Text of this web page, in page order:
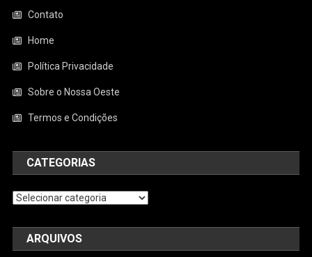
Contato
Home
Política Privacidade
Sobre o Nossa Oeste
Termos e Condições
CATEGORIAS
Categorias
ARQUIVOS